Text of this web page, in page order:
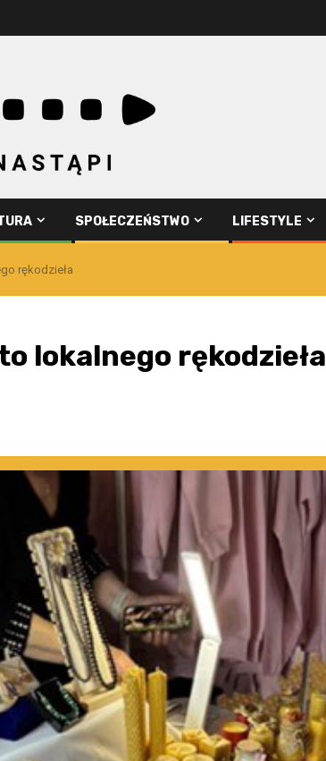
SPOŁECZEŃSTWO LIFESTYLE
rękodzieła
lokalnego rękodzieła